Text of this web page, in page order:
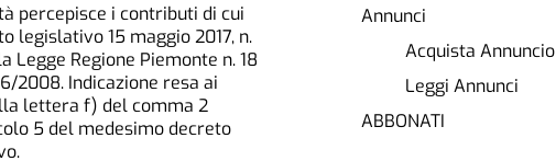
percepisce i contributi di cui
legislativo 15 maggio 2017, n.
Legge Regione Piemonte n. 18
2008. Indicazione resa ai
lettera f) del comma 2
5 del medesimo decreto
Annunci
Acquista Annuncio
Leggi Annunci
ABBONATI